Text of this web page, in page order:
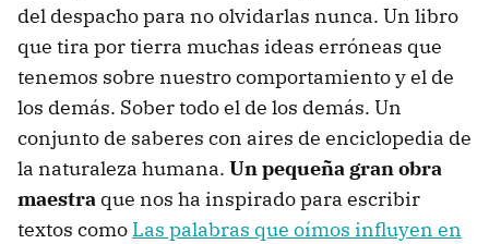
del despacho para no olvidarlas nunca. Un libro
que tira por tierra muchas ideas erróneas que
tenemos sobre nuestro comportamiento y el de
los demás. Sober todo el de los demás. Un
conjunto de saberes con aires de enciclopedia de
la naturaleza humana. Un pequeña gran obra
maestra que nos ha inspirado para escribir
textos como Las palabras que oímos influyen en